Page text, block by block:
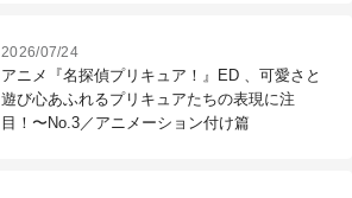
2026/07/24
アニメ『名探偵プリキュア！』ED 、可愛さと
遊び心あふれるプリキュアたちの表現に注
目！〜No.3／アニメーション付け篇